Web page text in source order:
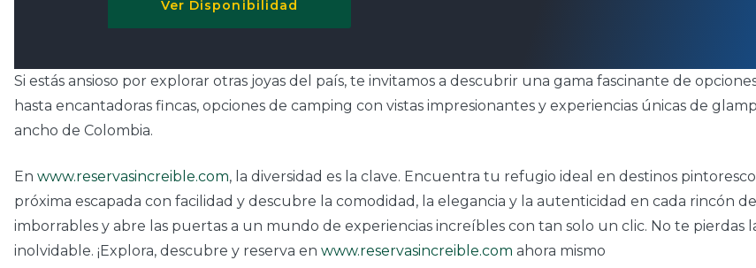
Si estás ansioso por explorar otras joyas del país, te invitamos a descubrir una gama fascinante de
hasta encantadoras fincas, opciones de camping con vistas impresionantes y experiencias únicas de
ancho de Colombia.
En www.reservasincreible.com, la diversidad es la clave. Encuentra tu refugio ideal en destinos
próxima escapada con facilidad y descubre la comodidad, la elegancia y la autenticidad en cada rincón
imborrables y abre las puertas a un mundo de experiencias increíbles con tan solo un clic. No te
inolvidable. ¡Explora, descubre y reserva en www.reservasincreible.com ahora mismo